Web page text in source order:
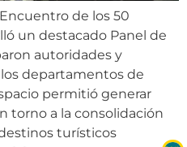
de los 50
un destacado Panel de
autoridades y
departamentos de
permitió generar
torno a la consolidación
turísticos